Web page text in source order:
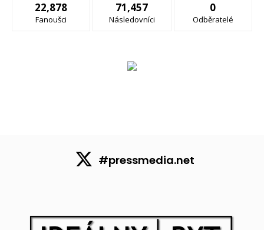
22,878
Fanoušci
71,457
Následovníci
0
Odběratelé
#pressmedia.net